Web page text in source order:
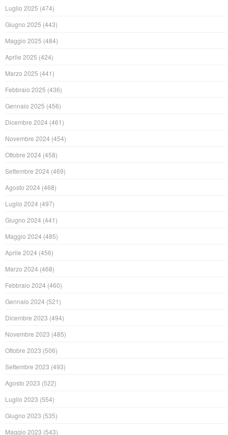
Luglio 2025 (474)
Giugno 2025 (443)
Maggio 2025 (484)
Aprile 2025 (424)
Marzo 2025 (441)
Febbraio 2025 (436)
Gennaio 2025 (456)
Dicembre 2024 (461)
Novembre 2024 (454)
Ottobre 2024 (458)
Settembre 2024 (469)
Agosto 2024 (468)
Luglio 2024 (497)
Giugno 2024 (441)
Maggio 2024 (485)
Aprile 2024 (456)
Marzo 2024 (468)
Febbraio 2024 (460)
Gennaio 2024 (521)
Dicembre 2023 (494)
Novembre 2023 (485)
Ottobre 2023 (506)
Settembre 2023 (493)
Agosto 2023 (522)
Luglio 2023 (554)
Giugno 2023 (535)
Maggio 2023 (543)